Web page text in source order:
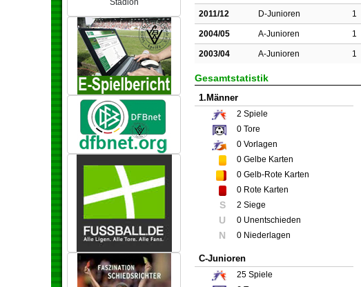
2011/12 D-Junioren 1
2004/05 A-Junioren 1
2003/04 A-Junioren 1
Gesamtstatistik
1.Männer
2 Spiele
0 Tore
0 Vorlagen
0 Gelbe Karten
0 Gelb-Rote Karten
0 Rote Karten
S 2 Siege
U 0 Unentschieden
N 0 Niederlagen
C-Junioren
25 Spiele